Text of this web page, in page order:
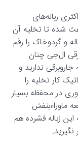
زباله‌های
شده تا تخلیه آن
و گردوخاک را رقم
ال‌جی چنان
ندارید و
کار تخلیه را
در محفظه بسیار
ماوراءبنفش
زباله فشرده هم